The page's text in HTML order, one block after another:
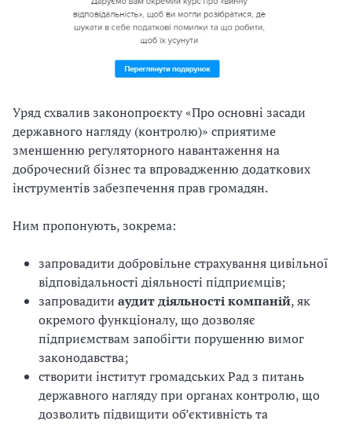
Уряд схвалив законопроєкту «Про основні засади
державного нагляду (контролю)» сприятиме
зменшенню регуляторного навантаження на
доброчесний бізнес та впровадженню додаткових
інструментів забезпечення прав громадян.
Ним пропонують, зокрема:
запровадити добровільне страхування цивільної
відповідальності діяльності підприємців;
запровадити аудит діяльності компаній, як
окремого функціоналу, що дозволяє
підприємствам запобігти порушенню вимог
законодавства;
створити інститут громадських Рад з питань
державного нагляду при органах контролю, що
дозволить підвищити об’єктивність та